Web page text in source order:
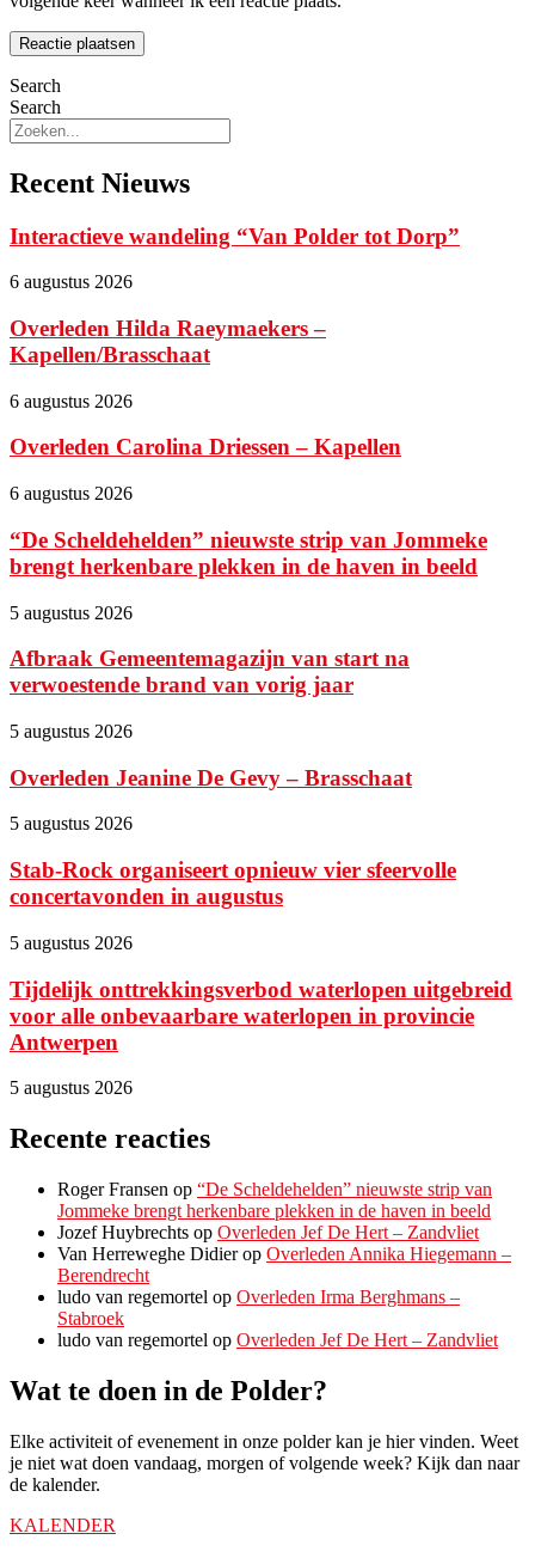
Search
Search
Recent Nieuws
Interactieve wandeling “Van Polder tot Dorp”
6 augustus 2026
Overleden Hilda Raeymaekers –
Kapellen/Brasschaat
6 augustus 2026
Overleden Carolina Driessen – Kapellen
6 augustus 2026
“De Scheldehelden” nieuwste strip van Jommeke
brengt herkenbare plekken in de haven in beeld
5 augustus 2026
Afbraak Gemeentemagazijn van start na
verwoestende brand van vorig jaar
5 augustus 2026
Overleden Jeanine De Gevy – Brasschaat
5 augustus 2026
Stab-Rock organiseert opnieuw vier sfeervolle
concertavonden in augustus
5 augustus 2026
Tijdelijk onttrekkingsverbod waterlopen uitgebreid
voor alle onbevaarbare waterlopen in provincie
Antwerpen
5 augustus 2026
Recente reacties
Roger Fransen op “De Scheldehelden” nieuwste strip van
Jommeke brengt herkenbare plekken in de haven in beeld
Jozef Huybrechts op Overleden Jef De Hert – Zandvliet
Van Herreweghe Didierop Overleden Annika Hiegemann –
Berendrecht
ludo van regemortel op Overleden Irma Berghmans –
Stabroek
ludo van regemortel op Overleden Jef De Hert – Zandvliet
Wat te doen in de Polder?
Elke activiteit of evenement in onze polder kan je hier vinden. Weet
je niet wat doen vandaag, morgen of volgende week? Kijk dan naar
de kalender.
KALENDER